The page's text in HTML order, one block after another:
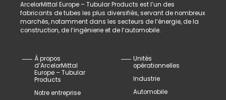
ArcelorMittal Europe – Tubular Products est l’un des
fabricants de tubes les plus diversifiés, servant de nombreux
marchés, notamment dans les secteurs de l’énergie, de la
construction, de l’ingénierie et de l’automobile.
À propos
d’ArcelorMittal
Europe – Tubular
Products
Notre entreprise
Unités
opérationnelles
Industrie
Automobile